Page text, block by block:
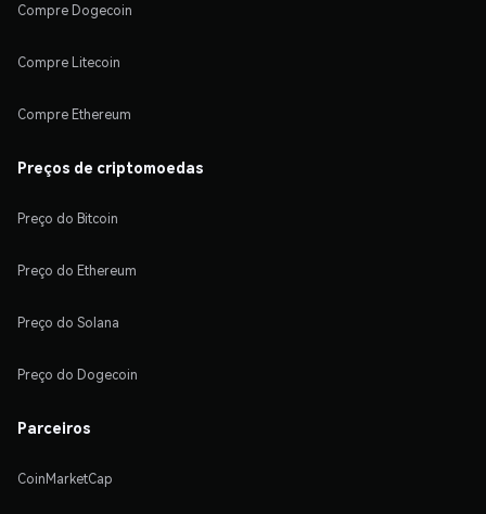
Compre Dogecoin
Compre Litecoin
Compre Ethereum
Preços de criptomoedas
Preço do Bitcoin
Preço do Ethereum
Preço do Solana
Preço do Dogecoin
Parceiros
CoinMarketCap